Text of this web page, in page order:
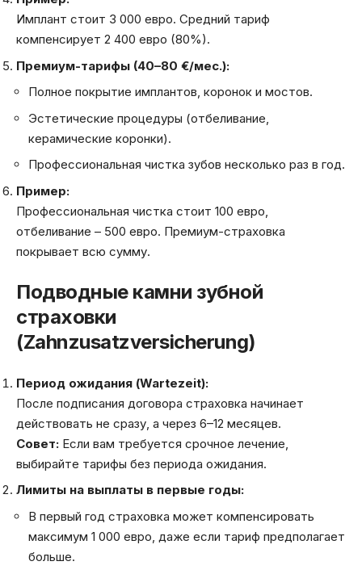
Имплант стоит 3 000 евро. Средний тариф
компенсирует 2 400 евро (80%).
Премиум-тарифы (40–80 €/мес.):
Полное покрытие имплантов, коронок и мостов.
Эстетические процедуры (отбеливание,
керамические коронки).
Профессиональная чистка зубов несколько раз в год.
Пример:
Профессиональная чистка стоит 100 евро,
отбеливание – 500 евро. Премиум-страховка
покрывает всю сумму.
Подводные камни зубной
страховки
(Zahnzusatzversicherung)
Период ожидания (Wartezeit):
После подписания договора страховка начинает
действовать не сразу, а через 6–12 месяцев.
Совет: Если вам требуется срочное лечение,
выбирайте тарифы без периода ожидания.
Лимиты на выплаты в первые годы:
В первый год страховка может компенсировать
максимум 1 000 евро, даже если тариф предполагает
больше.